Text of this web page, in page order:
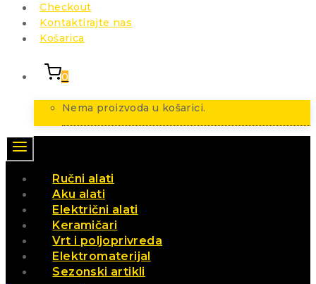
Checkout
Kontaktirajte nas
Košarica
0
Nema proizvoda u košarici.
Ručni alati
Aku alati
Električni alati
Keramičari
Vrt i poljoprivreda
Elektromaterijal
Sezonski artikli